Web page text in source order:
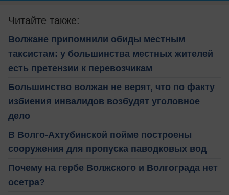
Читайте также:
Волжане припомнили обиды местным
таксистам: у большинства местных жителей
есть претензии к перевозчикам
Большинство волжан не верят, что по факту
избиения инвалидов возбудят уголовное
дело
В Волго-Ахтубинской пойме построены
сооружения для пропуска паводковых вод
Почему на гербе Волжского и Волгограда нет
осетра?